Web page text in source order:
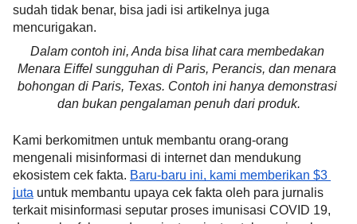
sudah tidak benar, bisa jadi isi artikelnya juga
mencurigakan.
Dalam contoh ini, Anda bisa lihat cara membedakan
Menara Eiffel sungguhan di Paris, Perancis, dan menara
bohongan di Paris, Texas. Contoh ini hanya demonstrasi
dan bukan pengalaman penuh dari produk.
Kami berkomitmen untuk membantu orang-orang
mengenali misinformasi di internet dan mendukung
ekosistem cek fakta. Baru-baru ini, kami memberikan $3
juta untuk membantu upaya cek fakta oleh para jurnalis
terkait misinformasi seputar proses imunisasi COVID 19,